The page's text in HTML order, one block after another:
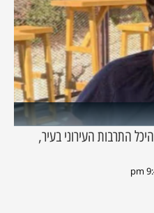
התרבות העירוני בעיר,